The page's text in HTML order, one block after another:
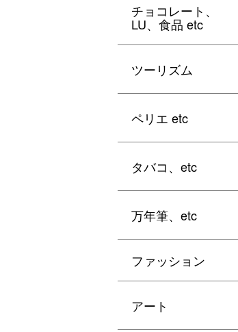
チョコレート、
LU、食品 etc
ツーリズム
ペリエ etc
タバコ、etc
万年筆、etc
ファッション
アート